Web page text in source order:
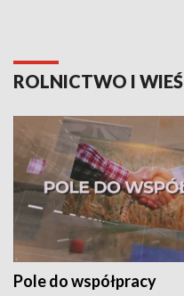
ROLNICTWO I WIEŚ
Pole do współpracy